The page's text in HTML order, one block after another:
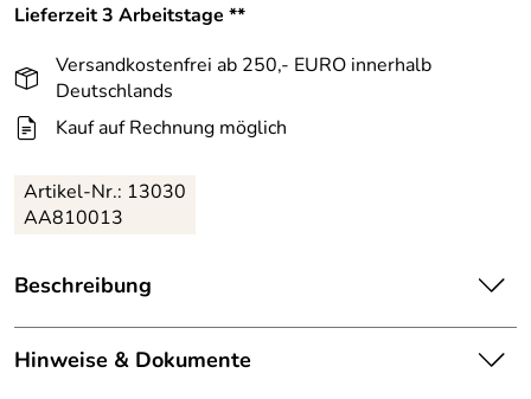
Lieferzeit 3 Arbeitstage **
Versandkostenfrei ab 250,- EURO innerhalb
Deutschlands
Kauf auf Rechnung möglich
Artikel-Nr.: 13030
AA810013
Beschreibung
Los geht es zur gemütlichen, Stress freien Schlittenfahrt,
mit der Schlitten Holzschiebelehne von Sirch. Mit der
Hinweise & Dokumente